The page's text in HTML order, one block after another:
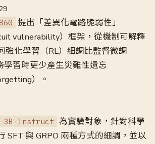
提出「差異化電路脆弱性」
vulnerability）框架，從機制可解釋
強化學習（RL）細調比監督微調
學習時更少產生災難性遺忘
）。
3B-Instruct 為實驗對象，針對科學
SFT 與 GRPO 兩種方式的細調，並以